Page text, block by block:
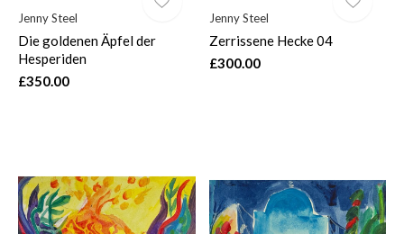
Jenny Steel
Die goldenen Äpfel der
Hesperiden
£350.00
Jenny Steel
Zerrissene Hecke 04
£300.00